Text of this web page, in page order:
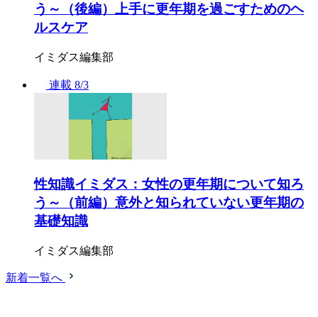
う～（後編）上手に更年期を過ごすためのヘ
ルスケア
イミダス編集部
連載 8/3
性知識イミダス：女性の更年期について知ろ
う～（前編）意外と知られていない更年期の
基礎知識
イミダス編集部
新着一覧へ